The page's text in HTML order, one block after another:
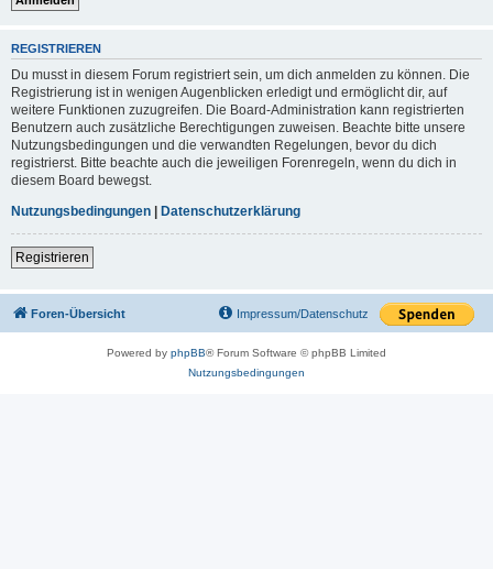
REGISTRIEREN
Du musst in diesem Forum registriert sein, um dich anmelden zu können. Die
Registrierung ist in wenigen Augenblicken erledigt und ermöglicht dir, auf
weitere Funktionen zuzugreifen. Die Board-Administration kann registrierten
Benutzern auch zusätzliche Berechtigungen zuweisen. Beachte bitte unsere
Nutzungsbedingungen und die verwandten Regelungen, bevor du dich
registrierst. Bitte beachte auch die jeweiligen Forenregeln, wenn du dich in
diesem Board bewegst.
Nutzungsbedingungen | Datenschutzerklärung
Registrieren
Foren-Übersicht Impressum/Datenschutz
Powered by phpBB® Forum Software © phpBB Limited
Nutzungsbedingungen